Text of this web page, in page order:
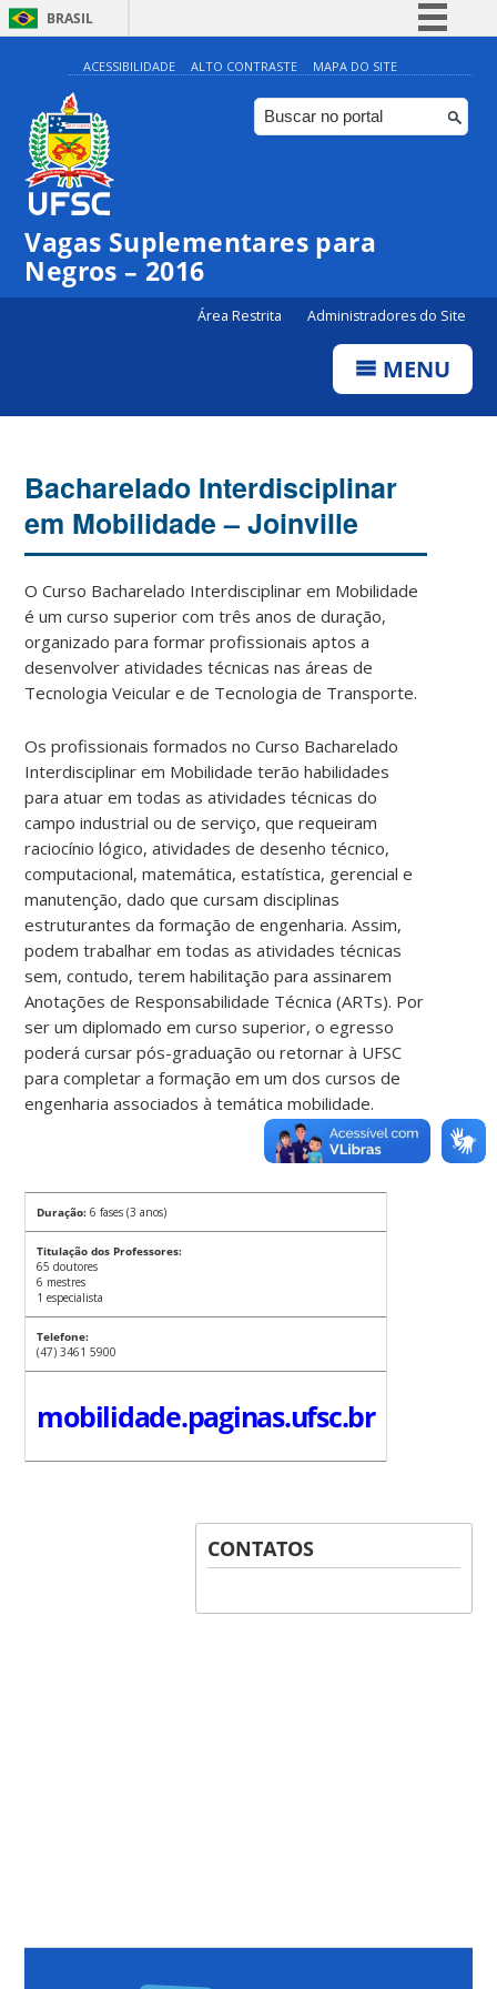
BRASIL
Simplifique!
Comunica BR
Participe
Canais
ACESSIBILIDADE ALTO CONTRASTE MAPA DO SITE
Vagas Suplementares para
Negros – 2016
Área Restrita Administradores do Site
MENU
Bacharelado Interdisciplinar
em Mobilidade – Joinville
O Curso Bacharelado Interdisciplinar em Mobilidade
é um curso superior com três anos de duração,
organizado para formar profissionais aptos a
desenvolver atividades técnicas nas áreas de
Tecnologia Veicular e de Tecnologia de Transporte.
Os profissionais formados no Curso Bacharelado
Interdisciplinar em Mobilidade terão habilidades
para atuar em todas as atividades técnicas do
campo industrial ou de serviço, que requeiram
raciocínio lógico, atividades de desenho técnico,
computacional, matemática, estatística, gerencial e
manutenção, dado que cursam disciplinas
estruturantes da formação de engenharia. Assim,
podem trabalhar em todas as atividades técnicas
sem, contudo, terem habilitação para assinarem
Anotações de Responsabilidade Técnica (ARTs). Por
ser um diplomado em curso superior, o egresso
poderá cursar pós-graduação ou retornar à UFSC
para completar a formação em um dos cursos de
engenharia associados à temática mobilidade.
Duração: 6 fases (3 anos)
Titulação dos Professores:
65 doutores
6 mestres
1 especialista
Telefone:
(47) 3461 5900
mobilidade.paginas.ufsc.br
CONTATOS